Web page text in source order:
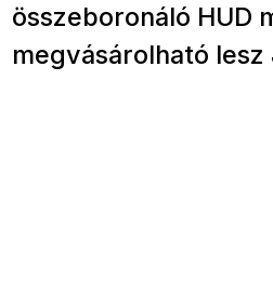
összeboronáló HUD
megvásárolható lesz